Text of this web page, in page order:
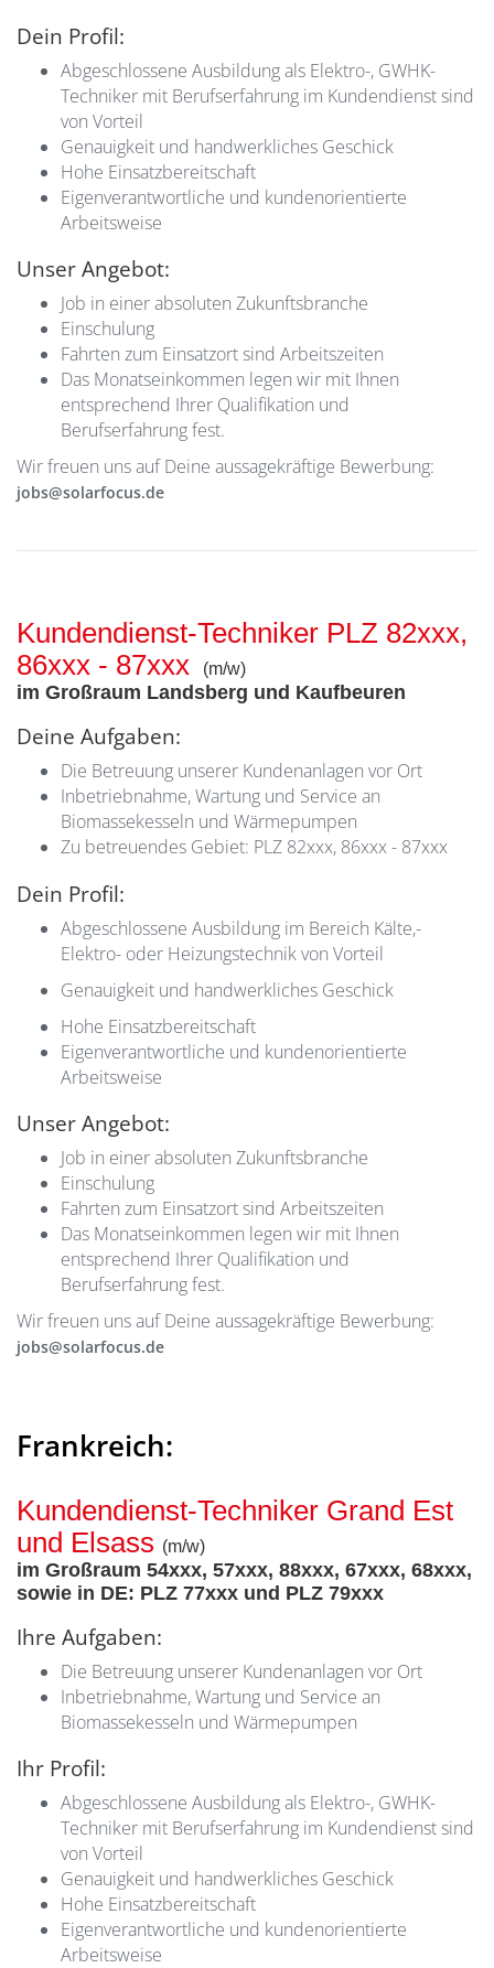
Dein Profil:
Abgeschlossene Ausbildung als Elektro-, GWHK-
Techniker mit Berufserfahrung im Kundendienst sind
von Vorteil
Genauigkeit und handwerkliches Geschick
Hohe Einsatzbereitschaft
Eigenverantwortliche und kundenorientierte
Arbeitsweise
Unser Angebot:
Job in einer absoluten Zukunftsbranche
Einschulung
Fahrten zum Einsatzort sind Arbeitszeiten
Das Monatseinkommen legen wir mit Ihnen
entsprechend Ihrer Qualifikation und
Berufserfahrung fest.
Wir freuen uns auf Deine aussagekräftige Bewerbung:
jobs@solarfocus.de
Kundendienst-Techniker PLZ 82xxx,
86xxx - 87xxx
(m/w)
im Großraum Landsberg und Kaufbeuren
Deine Aufgaben:
Die Betreuung unserer Kundenanlagen vor Ort
Inbetriebnahme, Wartung und Service an
Biomassekesseln und Wärmepumpen
Zu betreuendes Gebiet: PLZ 82xxx, 86xxx - 87xxx
Dein Profil:
Abgeschlossene Ausbildung im Bereich Kälte,-
Elektro- oder Heizungstechnik von Vorteil
Genauigkeit und handwerkliches Geschick
Hohe Einsatzbereitschaft
Eigenverantwortliche und kundenorientierte
Arbeitsweise
Unser Angebot:
Job in einer absoluten Zukunftsbranche
Einschulung
Fahrten zum Einsatzort sind Arbeitszeiten
Das Monatseinkommen legen wir mit Ihnen
entsprechend Ihrer Qualifikation und
Berufserfahrung fest.
Wir freuen uns auf Deine aussagekräftige Bewerbung:
jobs@solarfocus.de
Frankreich:
Kundendienst-Techniker Grand Est
und Elsass (m/w)
im Großraum 54xxx, 57xxx, 88xxx, 67xxx, 68xxx,
sowie in DE: PLZ 77xxx und PLZ 79xxx
Ihre Aufgaben:
Die Betreuung unserer Kundenanlagen vor Ort
Inbetriebnahme, Wartung und Service an
Biomassekesseln und Wärmepumpen
Ihr Profil:
Abgeschlossene Ausbildung als Elektro-, GWHK-
Techniker mit Berufserfahrung im Kundendienst sind
von Vorteil
Genauigkeit und handwerkliches Geschick
Hohe Einsatzbereitschaft
Eigenverantwortliche und kundenorientierte
Arbeitsweise